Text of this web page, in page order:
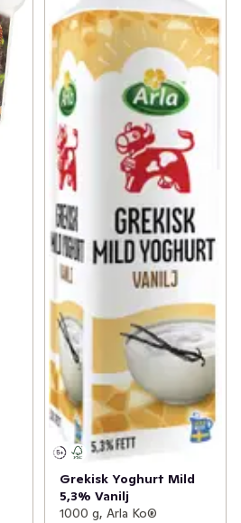
Grekisk Yoghurt Mild
5,3% Vanilj
1000 g, Arla Ko®